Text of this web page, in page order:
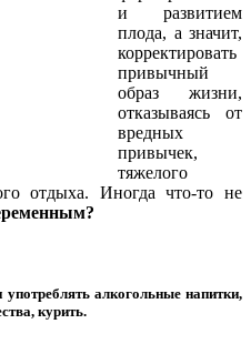
и развитием
плода, а значит,
корректировать
привычный
образ жизни,
отказываясь от
вредных
привычек,
тяжелого
отдыха. Иногда что-то не
алкогольные напитки,
курить.